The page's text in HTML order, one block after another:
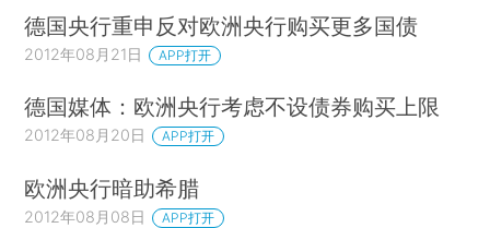
德国央行重申反对欧洲央行购买更多国债
2012年08月21日 APP打开
德国媒体：欧洲央行考虑不设债券购买上限
2012年08月20日 APP打开
欧洲央行暗助希腊
2012年08月08日 APP打开